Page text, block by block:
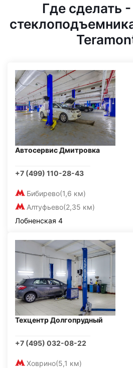
Где сделать
Автосервис Дмитровка
+7 (499) 110-28-43
Бибирево(1,6 км)
Алтуфьево(2,35 км)
Лобненская 4
Техцентр Долгопрудный
+7 (495) 032-08-22
Ховрино(5,1 км)